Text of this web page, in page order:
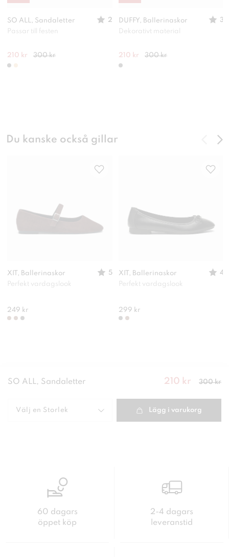
SO ALL, Sandaletter
2
Passar till festen
210 kr 300 kr
DUFFY, Ballerinaskor
3
Dekorativt material
210 kr 300 kr
Du kanske också gillar
XIT, Ballerinaskor
5
Perfekt vardagslook
249 kr
XIT, Ballerinaskor
4
Perfekt vardagslook
299 kr
SO ALL, Sandaletter
Nuvarande
krTidigare
:
210 kr 300 kr
Välj en Storlek Lägg i varukorg
60 dagars
öppet köp
2-4 dagars
leveranstid